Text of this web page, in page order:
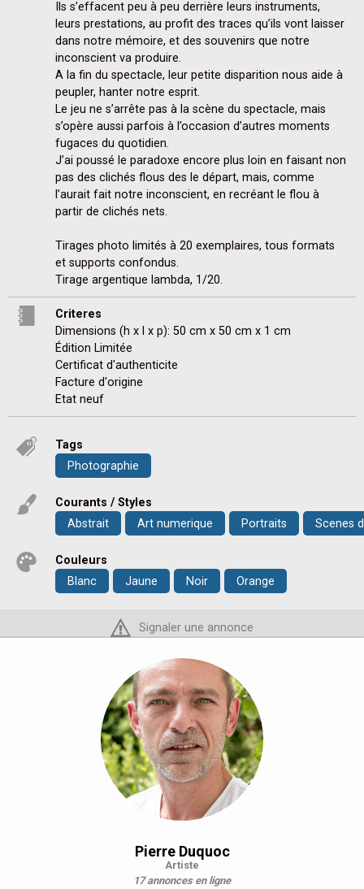
Ils s’effacent peu à peu derrière leurs instruments,
leurs prestations, au profit des traces qu’ils vont laisser
dans notre mémoire, et des souvenirs que notre
inconscient va produire.
A la fin du spectacle, leur petite disparition nous aide à
peupler, hanter notre esprit.
Le jeu ne s’arrête pas à la scène du spectacle, mais
s’opère aussi parfois à l’occasion d’autres moments
fugaces du quotidien.
J’ai poussé le paradoxe encore plus loin en faisant non
pas des clichés flous des le départ, mais, comme
l’aurait fait notre inconscient, en recréant le flou à
partir de clichés nets.
Tirages photo limités à 20 exemplaires, tous formats
et supports confondus.
Tirage argentique lambda, 1/20.
Criteres
Dimensions (h x l x p): 50 cm x 50 cm x 1 cm
Édition Limitée
Certificat d'authenticite
Facture d'origine
Etat neuf
Tags
Photographie
Courants / Styles
Abstrait
Art numerique Portraits Scenes
Couleurs
Blanc
Jaune Noir Orange
Signaler une annonce
Pierre Duquoc
Artiste
17 annonces en ligne